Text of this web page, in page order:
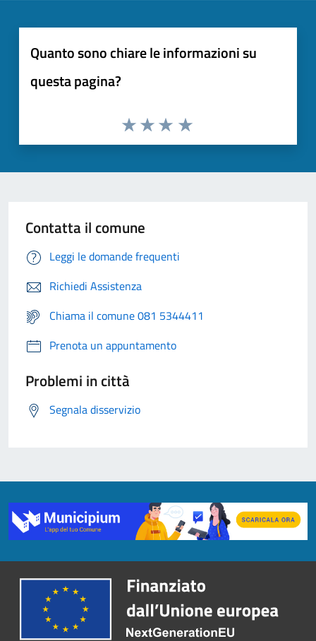
Quanto sono chiare le informazioni su
questa pagina?
Contatta il comune
Leggi le domande frequenti
Richiedi Assistenza
Chiama il comune 081 5344411
Prenota un appuntamento
Problemi in città
Segnala disservizio